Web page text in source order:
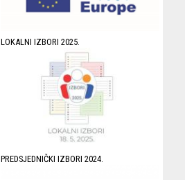
LOKALNI IZBORI 2025.
PREDSJEDNIČKI IZBORI 2024.